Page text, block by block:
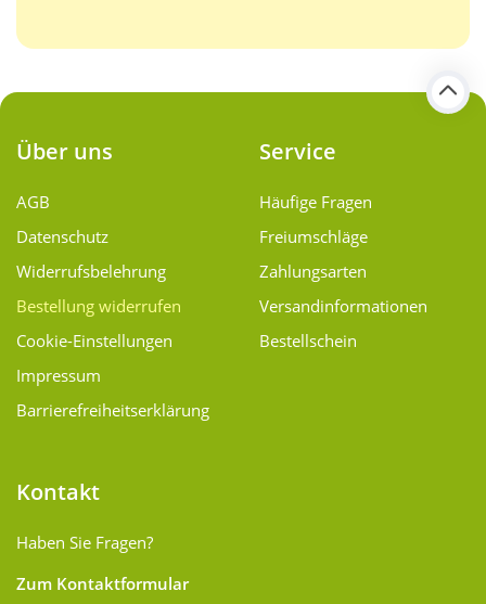
Über uns
AGB
Datenschutz
Widerrufsbelehrung
Bestellung widerrufen
Cookie-Einstellungen
Impressum
Barrierefreiheitserklärung
Service
Häufige Fragen
Freiumschläge
Zahlungsarten
Versand­informationen
Bestellschein
Kontakt
Haben Sie Fragen?
Zum Kontaktformular